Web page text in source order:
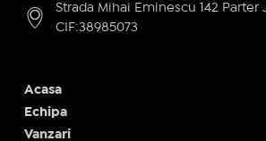
Strada Mihai Eminescu 142 Parter
CIF:38985073
Acasa
Echipa
Vanzari